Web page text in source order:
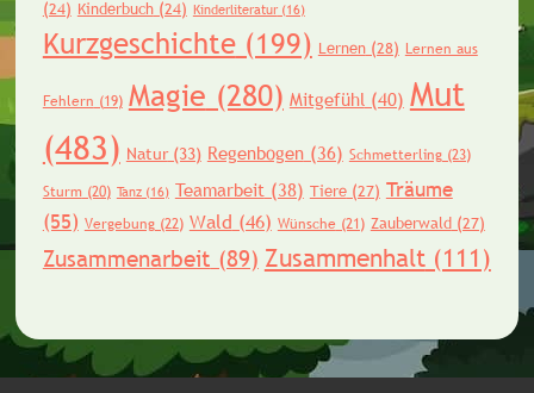
(24) Kinderbuch(24) Kinderliteratur(16)
Kurzgeschichte(199) Lernen(28) Lernen aus
Fehlern (19) Magie (280) Mitgefühl(40) Mut
(483) Natur(33) Regenbogen(36) Schmetterling(23)
Sturm(20) Tanz(16) Teamarbeit(38) Tiere(27) Träume
(55) Vergebung(22) Wald (46) Wünsche (21) Zauberwald(27)
Zusammenarbeit (89) Zusammenhalt(111)